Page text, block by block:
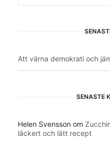
Att värna demokrati och
SENASTE
Helen Svensson om
läckert och lätt recept